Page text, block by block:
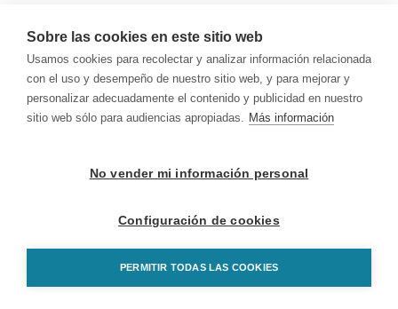
Sobre las cookies en este sitio web
Usamos cookies para recolectar y analizar información relacionada
con el uso y desempeño de nuestro sitio web, y para mejorar y
personalizar adecuadamente el contenido y publicidad en nuestro
sitio web sólo para audiencias apropiadas. Más información
No vender mi información personal
Configuración de cookies
PERMITIR TODAS LAS COOKIES